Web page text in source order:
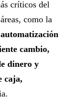
críticos del
como la
cambio,
dinero y
caja,